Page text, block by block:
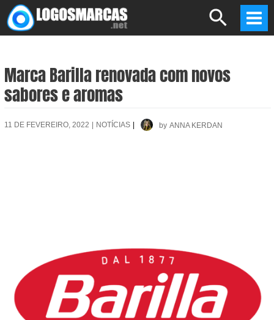
Skip
to
Search
Marca Barilla renovada com novos
sabores e aromas
11 DE FEVEREIRO, 2022 NOTÍCIAS by ANNA KERDAN